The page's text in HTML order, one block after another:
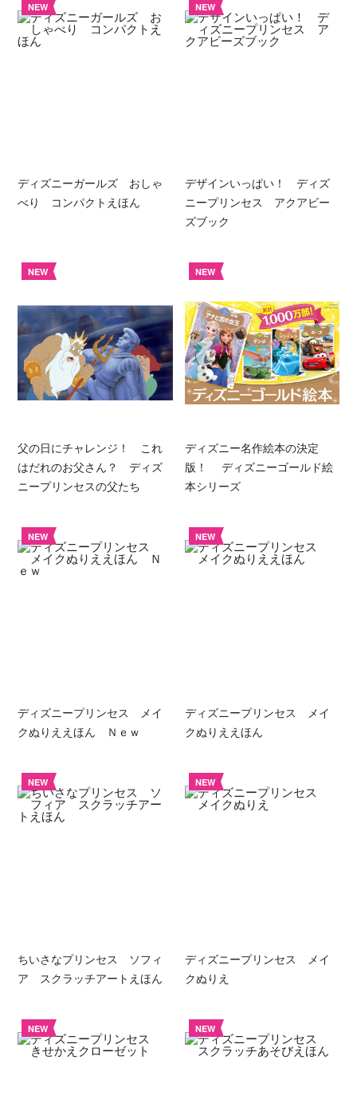
NEW
ディズニーガールズ おしゃ
べり コンパクトえほん
NEW
デザインいっぱい！ ディズ
ニープリンセス アクアビー
ズブック
NEW
父の日にチャレンジ！ これ
はだれのお父さん？ ディズ
ニープリンセスの父たち
NEW
ディズニー名作絵本の決定
版！ ディズニーゴールド絵
本シリーズ
NEW
ディズニープリンセス メイ
クぬりええほん Ｎｅｗ
NEW
ディズニープリンセス メイ
クぬりええほん
NEW
ちいさなプリンセス ソフィ
ア スクラッチアートえほん
NEW
ディズニープリンセス メイ
クぬりえ
NEW NEW